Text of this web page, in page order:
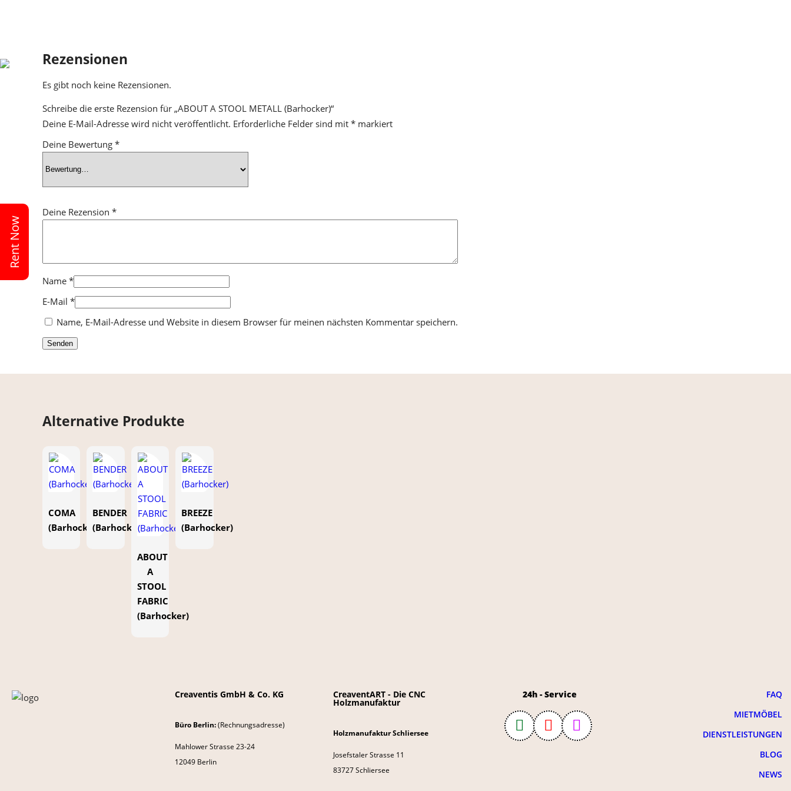
Rent Now
Rezensionen
Es gibt noch keine Rezensionen.
Schreibe die erste Rezension für „ABOUT A STOOL METALL (Barhocker)“
Deine E-Mail-Adresse wird nicht veröffentlicht. Erforderliche Felder sind mit * markiert
Deine Bewertung *
Deine Rezension *
Name *
E-Mail *
Name, E-Mail-Adresse und Website in diesem Browser für meinen nächsten Kommentar speichern.
Alternative Produkte
COMA
(Barhocker)
BENDER
(Barhocker)
ABOUT
A
STOOL
FABRIC
(Barhocker)
BREEZE
(Barhocker)
Creaventis GmbH & Co. KG
Büro Berlin:(Rechnungsadresse)
Mahlower Strasse 23-24
12049 Berlin
CreaventART - Die CNC
Holzmanufaktur
Holzmanufaktur Schliersee
Josefstaler Strasse 11
83727 Schliersee
24h - Service
FAQ
MIETMÖBEL
DIENSTLEISTUNGEN
BLOG
NEWS